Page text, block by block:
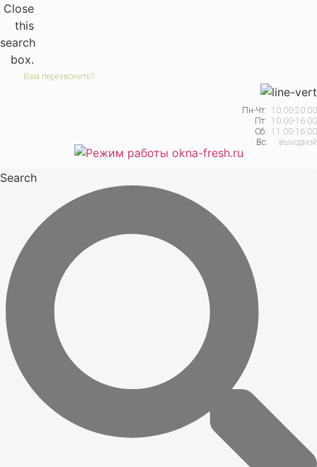
Close
this
search
box.
Вам перезвонить?
Пн-Чт: 10:00-20:00
Пт: 10:00-16:00
Сб: 11:00-16:00
Вс: выходной
Search